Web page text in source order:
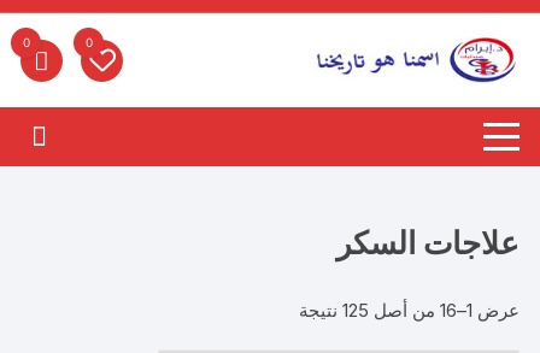
التجاوز
المحتوى
0
0
علاجات السكر
عرض 1–16 من أصل 125 نتيجة